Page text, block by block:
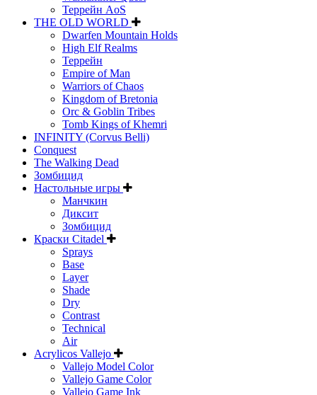
Террейн AoS
THE OLD WORLD
Dwarfen Mountain Holds
High Elf Realms
Террейн
Empire of Man
Warriors of Chaos
Kingdom of Bretonia
Orc & Goblin Tribes
Tomb Kings of Khemri
INFINITY (Corvus Belli)
Conquest
The Walking Dead
Зомбицид
Настольные игры
Манчкин
Диксит
Зомбицид
Краски Citadel
Sprays
Base
Layer
Shade
Dry
Contrast
Technical
Air
Acrylicos Vallejo
Vallejo Model Color
Vallejo Game Color
Vallejo Game Ink